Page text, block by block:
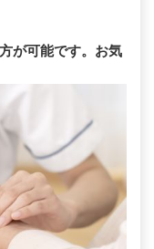
が可能です。お気